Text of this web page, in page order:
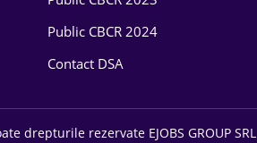
Public CBCR 2024
Contact DSA
drepturile rezervate EJOBS GROUP SRL